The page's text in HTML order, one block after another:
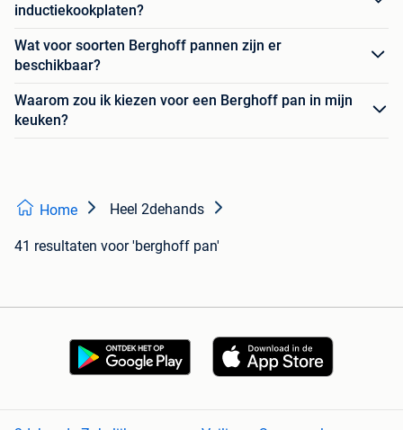
inductiekookplaten?
Wat voor soorten Berghoff pannen zijn er
beschikbaar?
Waarom zou ik kiezen voor een Berghoff pan in mijn
keuken?
Home Heel 2dehands
41 resultaten voor 'berghoff pan'